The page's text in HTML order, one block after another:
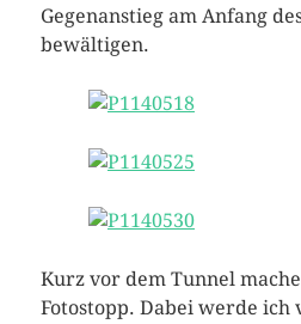
Gegenanstieg am Anfang
bewältigen.
Kurz vor dem Tunnel
Fotostopp. Dabei werde ich